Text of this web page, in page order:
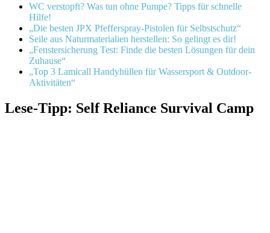
WC verstopft? Was tun ohne Pumpe? Tipps für schnelle
Hilfe!
„Die besten JPX Pfefferspray-Pistolen für Selbstschutz“
Seile aus Naturmaterialien herstellen: So gelingt es dir!
„Fenstersicherung Test: Finde die besten Lösungen für dein
Zuhause“
„Top 3 Lamicall Handyhüllen für Wassersport & Outdoor-
Aktivitäten“
Lese-Tipp: Self Reliance Survival Camp